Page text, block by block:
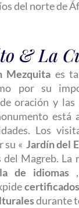
del norte de
& La
Mezquita es
por su
oración y las
está
Los
su «Jardín del
Magreb. La
de idiomas
durante